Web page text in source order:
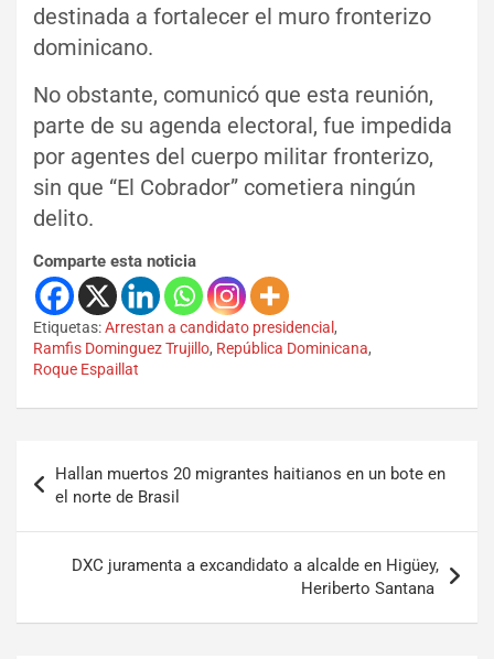
destinada a fortalecer el muro fronterizo
dominicano.
No obstante, comunicó que esta reunión,
parte de su agenda electoral, fue impedida
por agentes del cuerpo militar fronterizo,
sin que “El Cobrador” cometiera ningún
delito.
Comparte esta noticia
Etiquetas:Arrestan a candidato presidencial ,
Ramfis Dominguez Trujillo, República Dominicana,
Roque Espaillat
Hallan muertos 20 migrantes haitianos en un bote en
el norte de Brasil
DXC juramenta a excandidato a alcalde en Higüey,
Heriberto Santana